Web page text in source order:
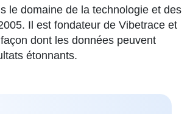
le domaine de la technologie et des
Il est fondateur de Vibetrace et
dont les données peuvent
étonnants.